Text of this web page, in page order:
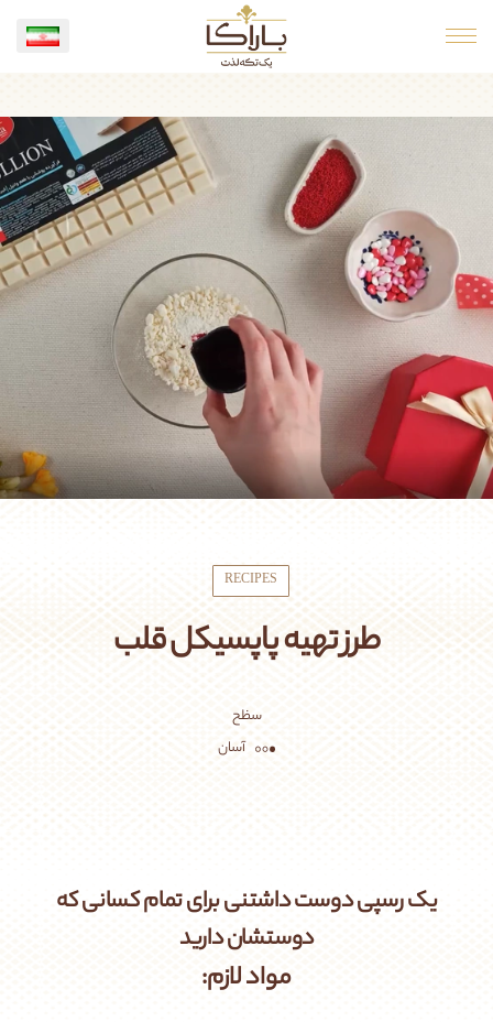
RECIPES
طرز تهیه پاپسیکل قلب
سظح
آسان
یک رسپی دوست داشتنی برای تمام کسانی که
دوستشان دارید
مواد لازم: